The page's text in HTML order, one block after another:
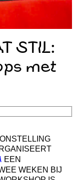
STIL:
met
EEN
WEKEN BIJ